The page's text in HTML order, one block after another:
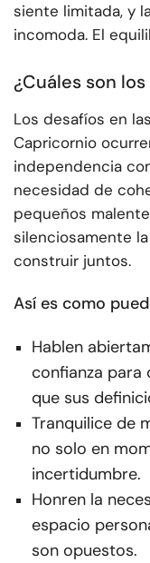
siente limitada, y
incomoda. El
¿Cuáles son
Los desafíos en
Capricornio
independencia
necesidad de
pequeños
silenciosamente
construir juntos.
Así es como
Hablen
confianza para
que sus
Tranquilice de
no solo en
incertidumbre.
Honren la
espacio
son opuestos.